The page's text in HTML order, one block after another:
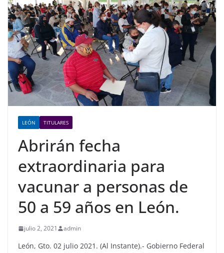
LEÓN TITULARES
Abrirán fecha
extraordinaria para
vacunar a personas de
50 a 59 años en León.
julio 2, 2021 admin
León, Gto. 02 julio 2021. (Al Instante).- Gobierno Federal